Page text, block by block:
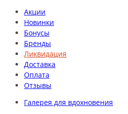
Акции
Новинки
Бонусы
Бренды
Ликвидация
Доставка
Оплата
Отзывы
Галерея для вдохновения